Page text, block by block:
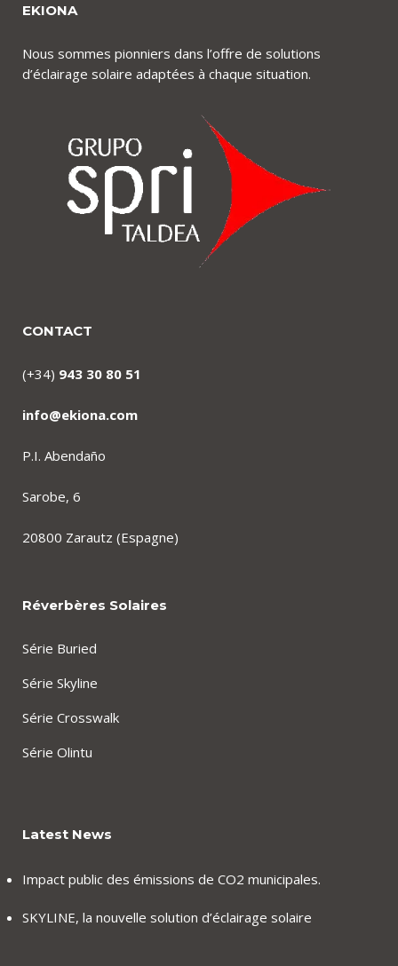
EKIONA
Nous sommes pionniers dans l’offre de solutions
d’éclairage solaire adaptées à chaque situation.
CONTACT
(+34) 943 30 80 51
info@ekiona.com
P.I. Abendaño
Sarobe, 6
20800 Zarautz (Espagne)
Réverbères Solaires
Série Buried
Série Skyline
Série Crosswalk
Série Olintu
Latest News
Impact public des émissions de CO2 municipales.
SKYLINE, la nouvelle solution d’éclairage solaire